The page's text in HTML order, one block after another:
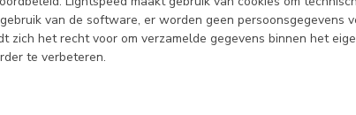
van de software, er worden geen persoonsgegevens
zich het recht voor om verzamelde gegevens binnen het
te verbeteren.